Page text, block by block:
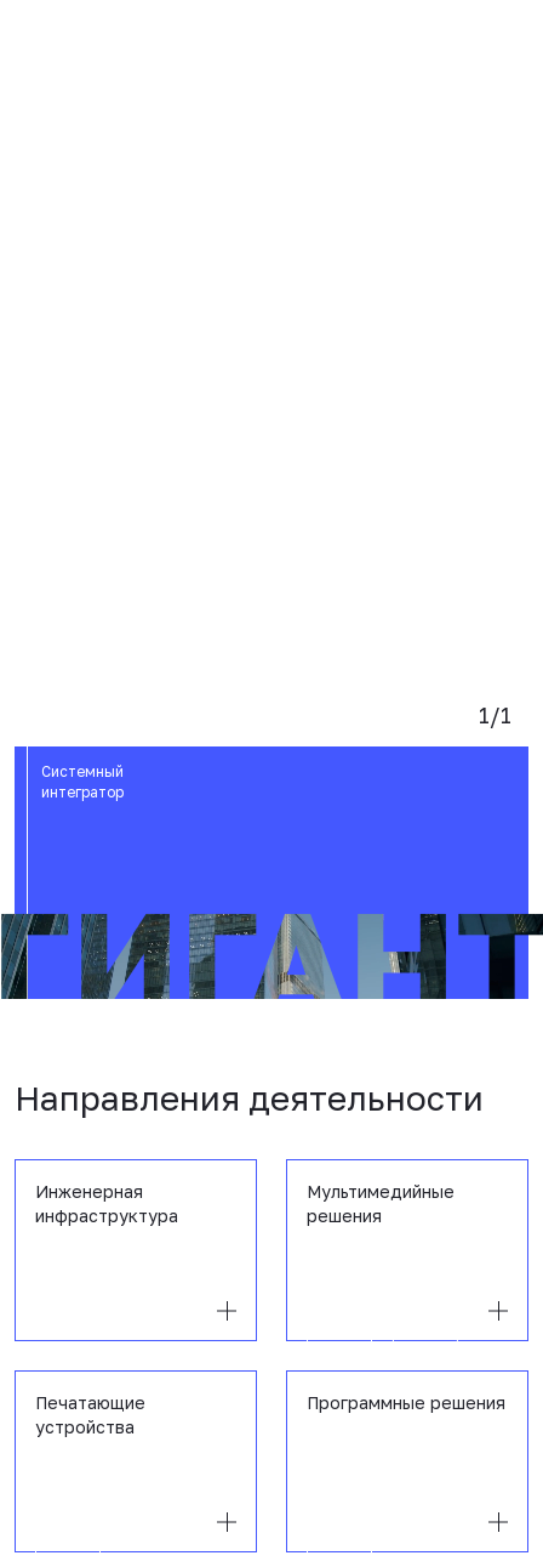
1/1
Системный
интегратор
Направления деятельности
Инженерная
инфраструктура
Мультимедийные
решения
Печатающие
устройства
Программные решения